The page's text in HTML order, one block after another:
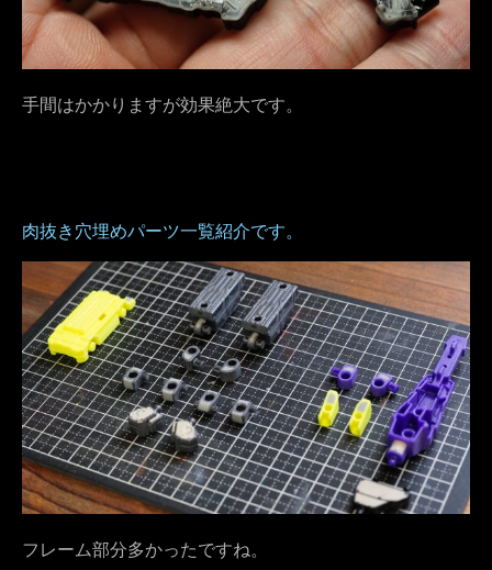
手間はかかりますが効果絶大です。
肉抜き穴埋めパーツ一覧紹介です。
フレーム部分多かったですね。